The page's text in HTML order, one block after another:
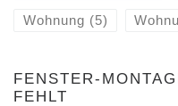
Wohnung (5)
FENSTER-
FEHLT